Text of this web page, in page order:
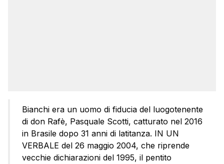
Bianchi era un uomo di fiducia del luogotenente
di don Rafè, Pasquale Scotti, catturato nel 2016
in Brasile dopo 31 anni di latitanza. IN UN
VERBALE del 26 maggio 2004, che riprende
vecchie dichiarazioni del 1995, il pentito